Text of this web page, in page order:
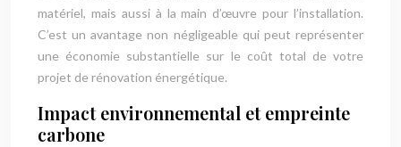
matériel, mais aussi à la main d’œuvre pour l’installation.
C’est un avantage non négligeable qui peut représenter
une économie substantielle sur le coût total de votre
projet de rénovation énergétique.
Impact environnemental et empreinte
carbone